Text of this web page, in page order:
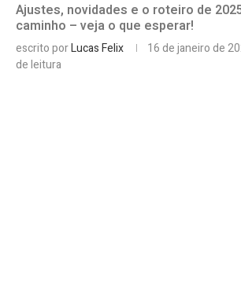
Ajustes, novidades e o roteiro de
caminho – veja o que esperar!
escrito porLucas Felix 16 de janeiro de
de leitura